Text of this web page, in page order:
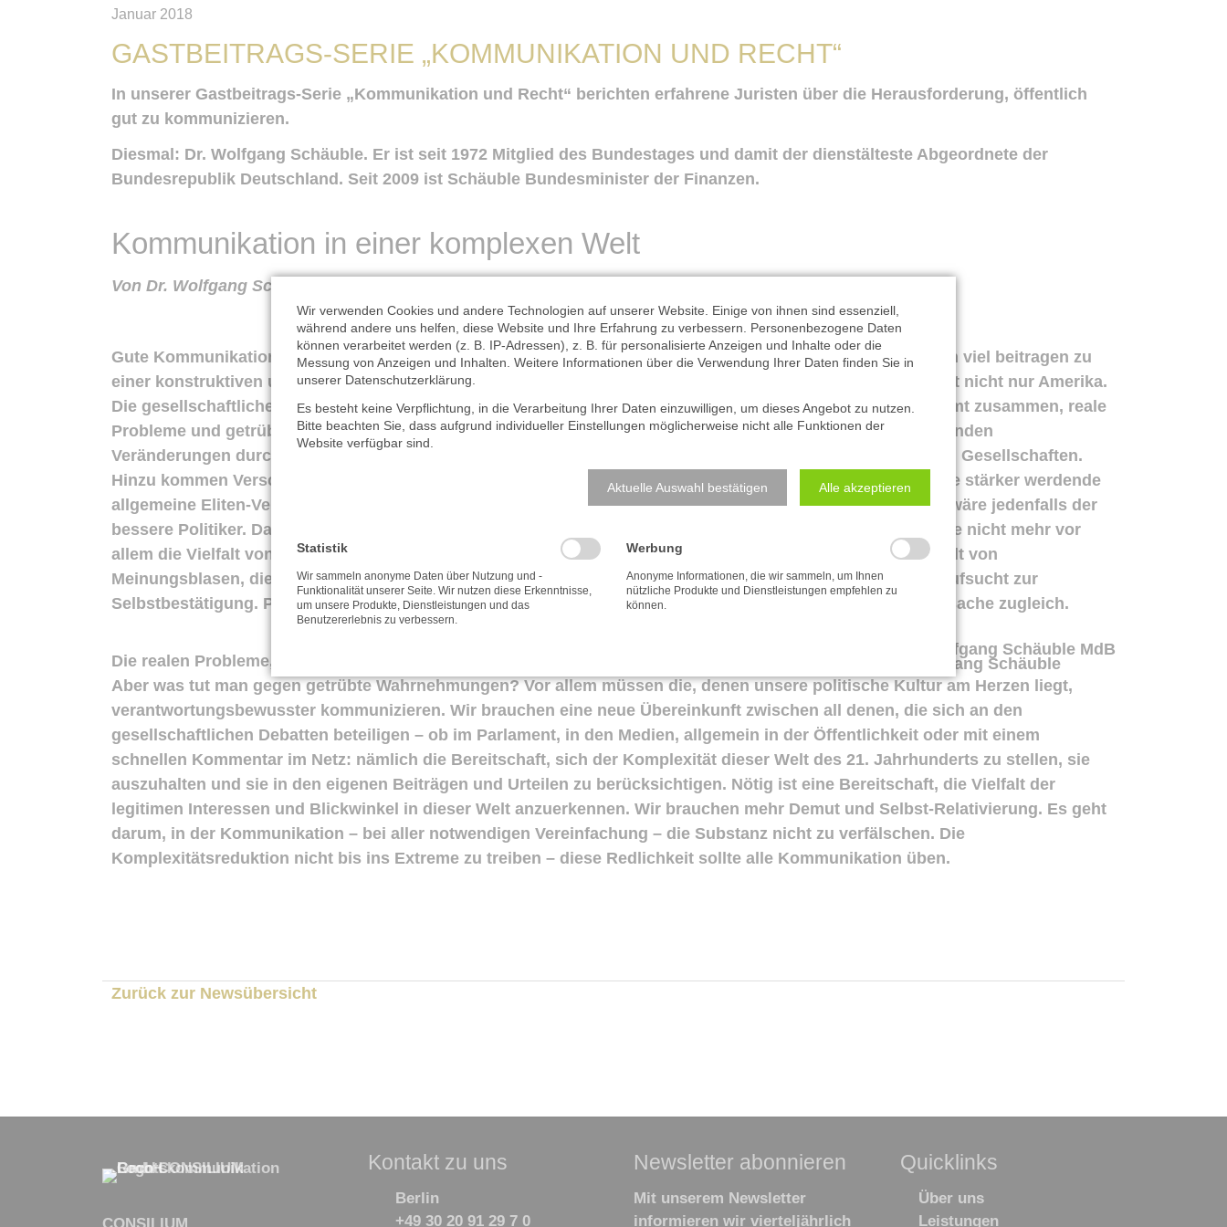
Januar 2018
GASTBEITRAGS-SERIE „KOMMUNIKATION UND RECHT“
In unserer Gastbeitrags-Serie „Kommunikation und Recht“ berichten erfahrene Juristen über die Herausforderung, öffentlich
gut zu kommunizieren.
Diesmal: Dr. Wolfgang Schäuble. Er ist seit 1972 Mitglied des Bundestages und damit der dienstälteste Abgeordnete der
Bundesrepublik Deutschland. Seit 2009 ist Schäuble Bundesminister der Finanzen.
Kommunikation in einer komplexen Welt
Von Dr. Wolfgang Schäuble MdB
Gute Kommunikation ist immer wichtig – derzeit aber vielleicht wichtiger denn je. Gute Kommunikation kann viel beitragen zu
einer konstruktiven und rationalen politischen Kultur, die uns gerade etwas verloren zu gehen scheint. Es ist nicht nur Amerika.
Die gesellschaftlichen Debatten sind überall im Westen in einem besorgniserregenden Zustand. Vieles kommt zusammen, reale
Probleme und getrübte Wahrnehmungen. Real sind wirtschaftliche Schwäche und Migrationsdruck, die rasenden
Veränderungen durch Globalisierung und Digitalisierung, die Widerstand erfahren, zumal in älter werdenden Gesellschaften.
Hinzu kommen Verschwörungstheorien von einer Herrschaft der Technokraten, Lobbyisten und Medien, eine stärker werdende
allgemeine Eliten-Verachtung und die zunehmende Selbsteinschätzung, Selbst-Überschätzung, man selbst wäre jedenfalls der
bessere Politiker. Das alles wird geweckt und genährt im Netz, in den sozialen Medien, an denen schon lange nicht mehr vor
allem die Vielfalt von Meinungen und Lektüren in Blogs und Foren begeistert, sondern zunehmend die Einfalt von
Meinungsblasen, die abgeschotteten Welten Gleichgesinnter beunruhigen, die man sich schafft und dann aufsucht zur
Selbstbestätigung. Populistisch-demagogische Bewegungen sind von dieser Kommunikation Folge und Ursache zugleich.
Dr. Wolfgang Schäuble
Die realen Probleme, wirtschaftliche, migrationspolitische, können, müssen wir lösen.
Aber was tut man gegen getrübte Wahrnehmungen? Vor allem müssen die, denen unsere politische Kultur am Herzen liegt,
verantwortungsbewusster kommunizieren. Wir brauchen eine neue Übereinkunft zwischen all denen, die sich an den
gesellschaftlichen Debatten beteiligen – ob im Parlament, in den Medien, allgemein in der Öffentlichkeit oder mit einem
schnellen Kommentar im Netz: nämlich die Bereitschaft, sich der Komplexität dieser Welt des 21. Jahrhunderts zu stellen, sie
auszuhalten und sie in den eigenen Beiträgen und Urteilen zu berücksichtigen. Nötig ist eine Bereitschaft, die Vielfalt der
legitimen Interessen und Blickwinkel in dieser Welt anzuerkennen. Wir brauchen mehr Demut und Selbst-Relativierung. Es geht
darum, in der Kommunikation – bei aller notwendigen Vereinfachung – die Substanz nicht zu verfälschen. Die
Komplexitätsreduktion nicht bis ins Extreme zu treiben – diese Redlichkeit sollte alle Kommunikation üben.
Zurück zur Newsübersicht
CONSILIUM
Kontakt zu uns
Berlin
+49 30 20 91 29 7 0
Newsletter abonnieren
Mit unserem Newsletter
informieren wir viertel­jährlich
Quicklinks
Navigation
überspringen
Über uns
Leistungen
Wir verwenden Cookies und andere Technologien auf unserer Website. Einige von ihnen sind essenziell,
während andere uns helfen, diese Website und Ihre Erfahrung zu verbessern. Personenbezogene Daten
können verarbeitet werden (z. B. IP-Adressen), z. B. für personalisierte Anzeigen und Inhalte oder die
Messung von Anzeigen und Inhalten. Weitere Informationen über die Verwendung Ihrer Daten finden Sie in
unserer Datenschutzerklärung
Es besteht keine Verpflichtung, in die Verarbeitung Ihrer Daten einzuwilligen, um dieses Angebot zu nutzen.
Bitte beachten Sie, dass aufgrund individueller Einstellungen möglicherweise nicht alle Funktionen der
Website verfügbar sind.
Aktuelle Auswahl bestätigen Alle akzeptieren
Statistik
Wir sammeln anonyme Daten über Nutzung und -
Funktionalität unserer Seite. Wir nutzen diese Erkenntnisse,
um unsere Produkte, Dienstleistungen und das
Benutzererlebnis zu verbessern.
Werbung
Anonyme Informationen, die wir sammeln, um Ihnen
nützliche Produkte und Dienstleistungen empfehlen zu
können.